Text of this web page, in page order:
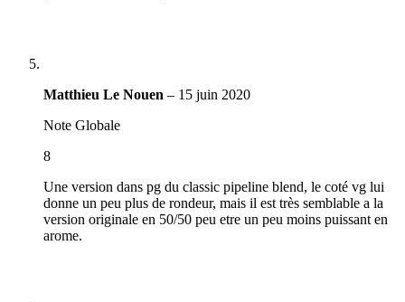
Matthieu Le Nouen – 15 juin 2020
Note Globale
8
Une version dans pg du classic pipeline blend, le coté vg lui
donne un peu plus de rondeur, mais il est très semblable a la
version originale en 50/50 peu etre un peu moins puissant en
arome.